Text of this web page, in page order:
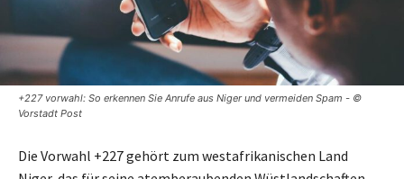
+227 vorwahl: So erkennen Sie Anrufe aus Niger und vermeiden Spam - ©
Vorstadt Post
Die Vorwahl +227 gehört zum westafrikanischen Land